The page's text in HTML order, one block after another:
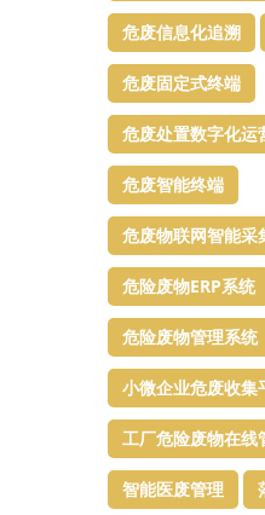
危废信息化追溯
危废固定式终端
危废处置数字化运
危废智能终端
危废物联网智能采
危险废物ERP系统
危险废物管理系统
小微企业危废收集
工厂危险废物在线
智能医废管理